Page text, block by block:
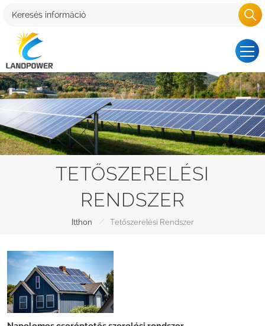
TETŐSZERELÉSI
RENDSZER
Itthon / Tetőszerelési Rendszer